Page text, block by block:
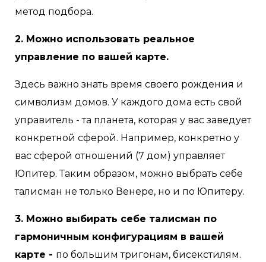
метод подбора.
2. Можно использовать реальное
управление по вашей карте.
Здесь важно знать время своего рождения и
символизм домов. У каждого дома есть свой
управитель - та планета, которая у вас заведует
конкретной сферой. Например, конкретно у
вас сферой отношений (7 дом) управляет
Юпитер. Таким образом, можно выбрать себе
талисман не только Венере, но и по Юпитеру.
3. Можно выбирать себе талисман по
гармоничным конфигурациям в вашей
карте - по большим тригонам, бисекстилям.